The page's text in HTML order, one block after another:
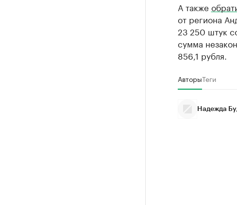
А также
от региона
23 250 штук
сумма
856,1 рубля.
АвторыТеги
Надежда